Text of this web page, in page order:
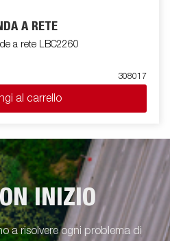
A RETE
a rete LBC2260
308017
al carrello
INIZIO
a risolvere ogni problema di